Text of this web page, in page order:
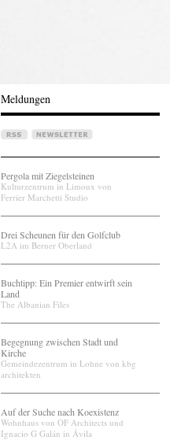
Meldungen
Pergola mit Ziegelsteinen
Kulturzentrum in Limoux von
Ferrier Marchetti Studio
Drei Scheunen für den Golfclub
L2A im Berner Oberland
Buchtipp: Ein Premier entwirft sein
Land
The Albanian Files
Begegnung zwischen Stadt und
Kirche
Gemeindezentrum in Lohne von kbg
architekten
Auf der Suche nach Koexistenz
Wohnhaus von OF Architects und
Ignacio G Galán in Ávila